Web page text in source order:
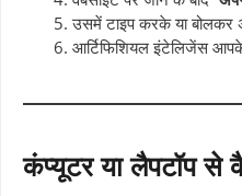
उसमें टाइप करके या बोलकर
आर्टिफिशियल इंटेलिजेंस
कंप्यूटर या लैपटॉप से